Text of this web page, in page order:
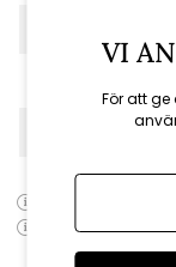
Produktens
Produktens
VI
För att ge